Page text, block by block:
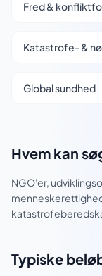
Fred &
Katastrofe- &
Global sundhed
Hvem kan
NGO'er,
Typiske